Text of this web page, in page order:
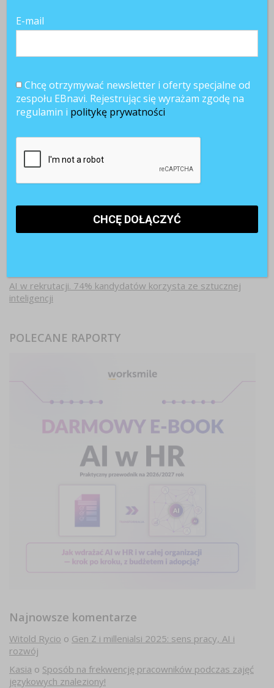
Najnowsze artykuły
Paraliż decyzyjny w firmach. Dlaczego ostrożność hamuje
rozwój?
AI w rekrutacji. 74% kandydatów korzysta ze sztucznej
inteligencji
POLECANE RAPORTY
Najnowsze komentarze
Witold Rycio o Gen Z i millenialsi 2025: sens pracy, AI i
rozwój
Kasia o Sposób na frekwencję pracowników podczas zajęć
językowych znaleziony!
E-mail
Chcę otrzymywać newsletter i oferty specjalne od
zespołu EBnavi. Rejestrując się wyrażam zgodę na
regulamin i politykę prywatności